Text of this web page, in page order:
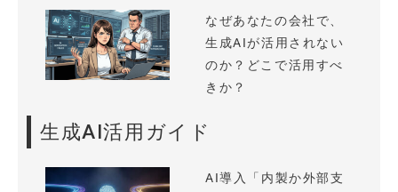
なぜあなたの会社で、
生成AIが活用されない
のか？どこで活用すべ
きか？
生成AI活用ガイド
AI導入「内製か外部支